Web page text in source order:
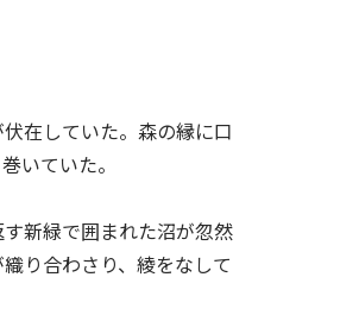
在していた。森の縁に口
いていた。
新緑で囲まれた沼が忽然
り合わさり、綾をなして